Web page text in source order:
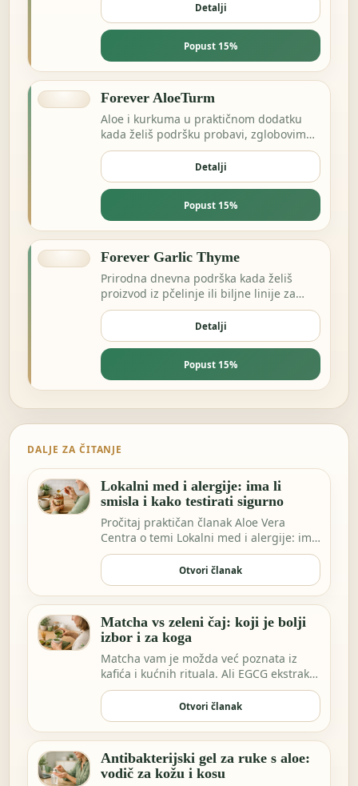
Detalji
Popust 15%
Forever AloeTurm
Aloe i kurkuma u praktičnom dodatku
kada želiš podršku probavi, zglobovima
ili dnevnoj ravnoteži.
Detalji
Popust 15%
Forever Garlic Thyme
Prirodna dnevna podrška kada želiš
proizvod iz pčelinje ili biljne linije za
energiju i otpornost.
Detalji
Popust 15%
DALJE ZA ČITANJE
Lokalni med i alergije: ima li
smisla i kako testirati sigurno
Pročitaj praktičan članak Aloe Vera
Centra o temi Lokalni med i alergije: ima
li smisla…
Otvori članak
Matcha vs zeleni čaj: koji je bolji
izbor i za koga
Matcha vam je možda već poznata iz
kafića i kućnih rituala. Ali EGCG ekstrakt
sve češće…
Otvori članak
Antibakterijski gel za ruke s aloe:
vodič za kožu i kosu